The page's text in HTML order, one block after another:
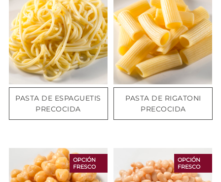
PASTA DE ESPAGUETIS
PRECOCIDA
PASTA DE RIGATONI
PRECOCIDA
OPCIÓN
FRESCO
OPCIÓN
FRESCO